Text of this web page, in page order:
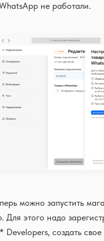
не работали.
можно запустить
Для этого надо
Developers, создать